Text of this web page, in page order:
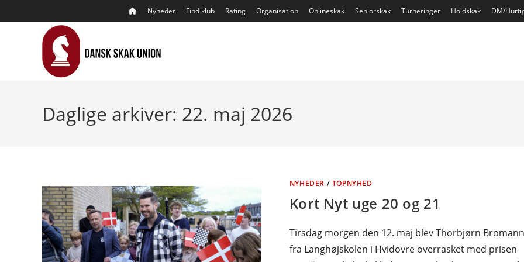
to
Nyheder Find klub Rating Organisation Onlineskak Seniorskak Turneringer Holdskak DM/
Daglige arkiver: 22. maj 2026
NYHEDER / TOPNYHED
Kort Nyt uge 20 og 21
Tirsdag morgen den 12. maj blev Thorbjørn Bromann
fra Langhøjskolen i Hvidovre overrasket med prisen